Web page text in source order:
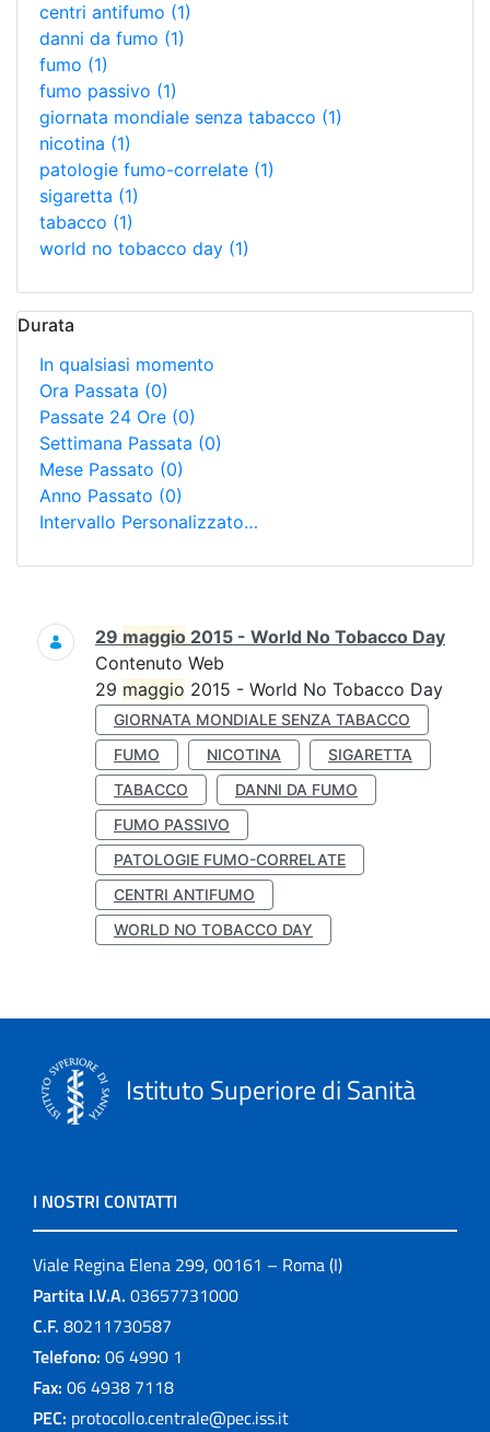
centri antifumo (1)
danni da fumo (1)
fumo (1)
fumo passivo (1)
giornata mondiale senza tabacco (1)
nicotina (1)
patologie fumo-correlate (1)
sigaretta (1)
tabacco (1)
world no tobacco day (1)
Durata
In qualsiasi momento
Ora Passata (0)
Passate 24 Ore (0)
Settimana Passata (0)
Mese Passato (0)
Anno Passato (0)
Intervallo Personalizzato…
Ricerca
29 maggio 2015 - World No Tobacco Day
Contenuto Web
29 maggio 2015 - World No Tobacco Day
GIORNATA MONDIALE SENZA TABACCO
FUMO
NICOTINA
SIGARETTA
TABACCO
DANNI DA FUMO
FUMO PASSIVO
PATOLOGIE FUMO-CORRELATE
CENTRI ANTIFUMO
WORLD NO TOBACCO DAY
Istituto Superiore di Sanità
I NOSTRI CONTATTI
Viale Regina Elena 299, 00161 – Roma (I)
Partita I.V.A. 03657731000
C.F. 80211730587
Telefono: 06 4990 1
Fax: 06 4938 7118
PEC: protocollo.centrale@pec.iss.it